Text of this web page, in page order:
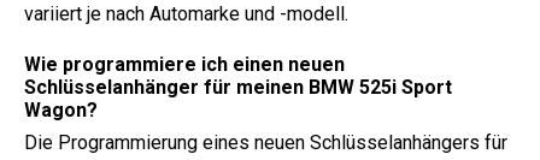
variiert je nach Automarke und -modell.
Wie programmiere ich einen neuen
Schlüsselanhänger für meinen BMW 525i Sport
Wagon?
Die Programmierung eines neuen Schlüsselanhängers für